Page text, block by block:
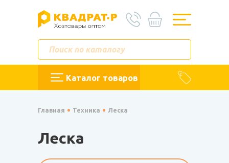
Каталог товаров
Главная Техника Леска
Леска